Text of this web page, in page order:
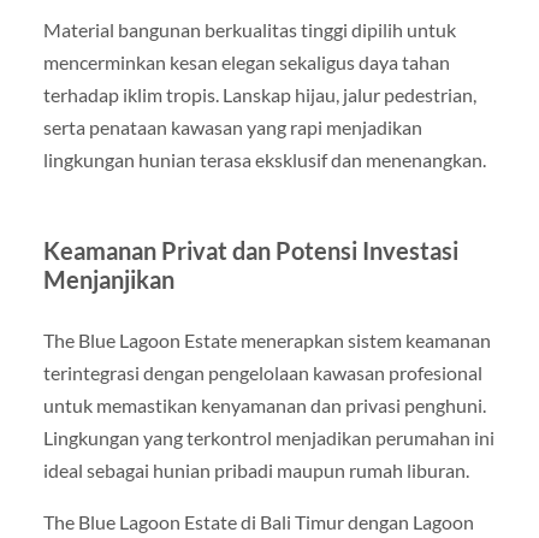
Material bangunan berkualitas tinggi dipilih untuk
mencerminkan kesan elegan sekaligus daya tahan
terhadap iklim tropis. Lanskap hijau, jalur pedestrian,
serta penataan kawasan yang rapi menjadikan
lingkungan hunian terasa eksklusif dan menenangkan.
Keamanan Privat dan Potensi Investasi
Menjanjikan
The Blue Lagoon Estate menerapkan sistem keamanan
terintegrasi dengan pengelolaan kawasan profesional
untuk memastikan kenyamanan dan privasi penghuni.
Lingkungan yang terkontrol menjadikan perumahan ini
ideal sebagai hunian pribadi maupun rumah liburan.
The Blue Lagoon Estate di Bali Timur dengan Lagoon